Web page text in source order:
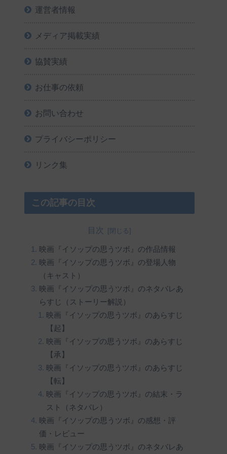
運営者情報
メディア掲載実績
協賛実績
お仕事の依頼
お問い合わせ
プライバシーポリシー
リンク集
この記事の目次
目次
映画『イソップの思うツボ』の作品情報
映画『イソップの思うツボ』の登場人物
（キャスト）
映画『イソップの思うツボ』のネタバレあ
らすじ（ストーリー解説）
映画『イソップの思うツボ』のあらすじ
【起】
映画『イソップの思うツボ』のあらすじ
【承】
映画『イソップの思うツボ』のあらすじ
【転】
映画『イソップの思うツボ』の結末・ラ
スト（ネタバレ）
映画『イソップの思うツボ』の感想・評
価・レビュー
映画『イソップの思うツボ』のネタバレあ